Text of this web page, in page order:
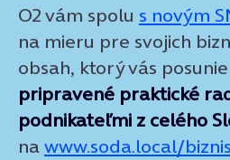
O2 vám spolu s novým
na mieru pre svojich
obsah, ktorý vás
pripravené praktické
podnikateľmi z celého
nawww.soda.local/biznis